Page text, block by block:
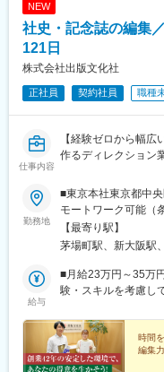
NEW
社史・記念誌の編集
121日
株式会社出版文化社
正社員 契約社員 職種
仕事内容
【経験ゼロから幅
作るディレクション
勤務地
■東京本社東京都中
モートワーク可能（
中島5丁目13番9号
ク可能（条件による
る）【アクセス】■
駅」徒歩5分東京メ
阪駅」より徒歩4分
歩5分■名古屋支社名
1分名古屋市営地下
【最寄り駅】
茅場町駅、新大阪駅
給与
■月給23万円～35万
験・スキルを考慮し
時間
編集